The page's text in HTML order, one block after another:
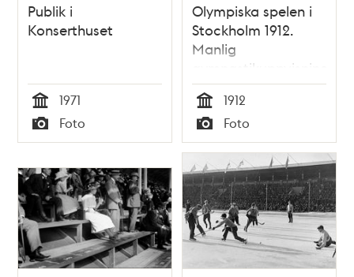
Publik i
Konserthuset
Tid
1971
Typ
Foto
Olympiska spelen i
Stockholm 1912.
Manlig
gymnastikuppvisning
inför kunglig publik.
Tid
1912
Typ
Foto